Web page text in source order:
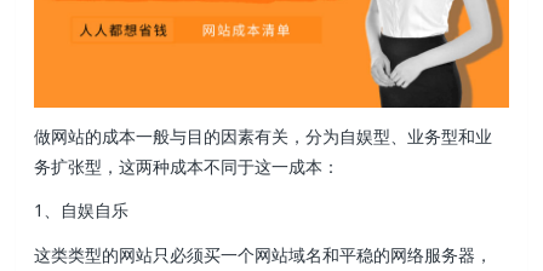
做网站的成本一般与目的因素有关，分为自娱型、业务型和业
务扩张型，这两种成本不同于这一成本：
1、自娱自乐
这类类型的网站只必须买一个网站域名和平稳的网络服务器，